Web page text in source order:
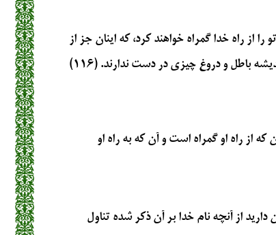
از راه خدا گمراه خواهند کرد، که اینان جز از
باطل و دروغ چیزی در دست ندارند. (۱۱۶)
از راه او گمراه است و آن که به راه او
از آنچه نام خدا بر آن ذکر شده تناول